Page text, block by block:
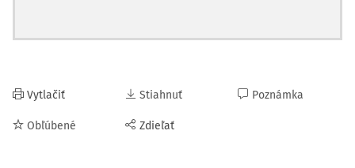
Vytlačiť
Obľúbené
Stiahnuť
Zdieľať
Poznámka